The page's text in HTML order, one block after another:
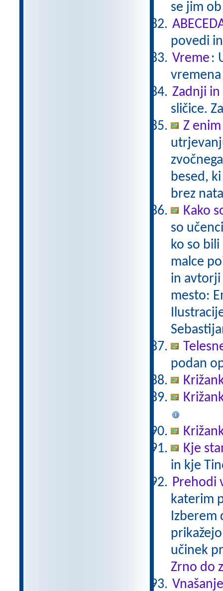
se jim
povedi
Vreme :
Zadnji in
sličice.
Z
besed,
brez
Kako
so
ko so
malce
in avtorji
mesto:
podan
Kje
in kje
Prehodi
katerim
Izberem
učinek
Zrno do